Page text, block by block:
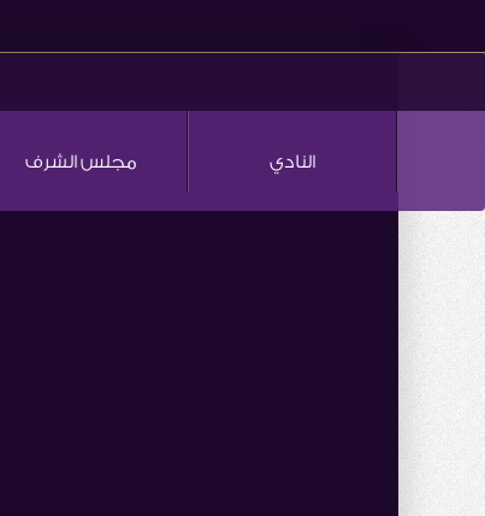
النادي مجلس الشرف